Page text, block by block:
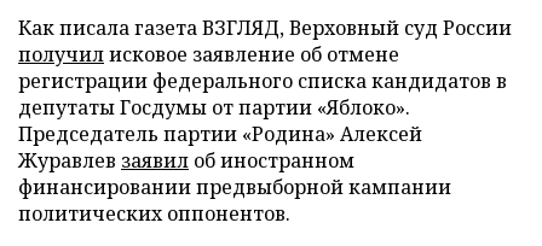
Как писала газета ВЗГЛЯД, Верховный суд России
получилисковое заявление об отмене
регистрации федерального списка кандидатов в
депутаты Госдумы от партии «Яблоко».
Председатель партии «Родина» Алексей
Журавлев заявил об иностранном
финансировании предвыборной кампании
политических оппонентов.